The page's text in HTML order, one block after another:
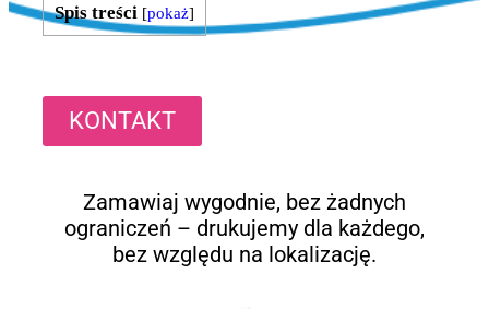
Spis treści [pokaż]
KONTAKT
Zamawiaj wygodnie, bez żadnych
ograniczeń – drukujemy dla każdego,
bez względu na lokalizację.